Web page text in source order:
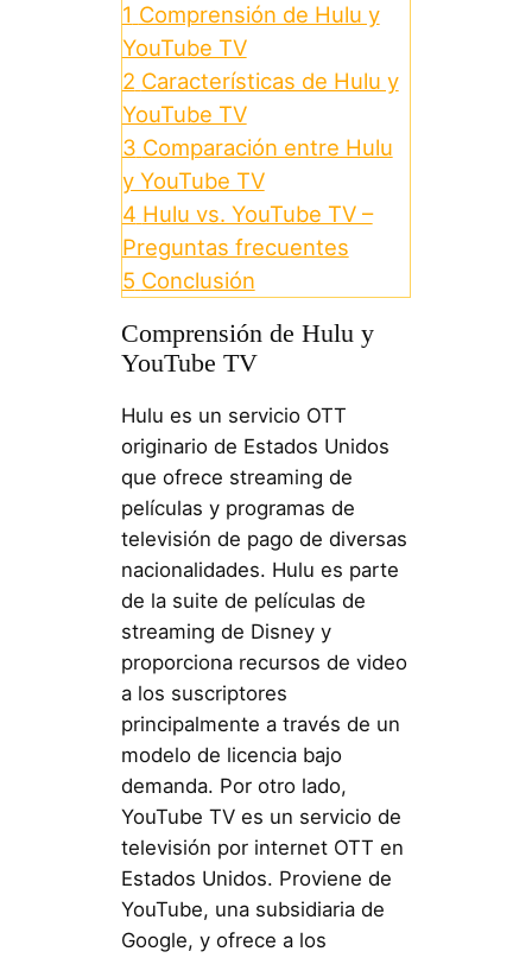
1 Comprensión de Hulu y
YouTube TV
2 Características de Hulu y
YouTube TV
3 Comparación entre Hulu
y YouTube TV
4 Hulu vs. YouTube TV –
Preguntas frecuentes
5 Conclusión
Comprensión de Hulu y
YouTube TV
Hulu es un servicio OTT
originario de Estados Unidos
que ofrece streaming de
películas y programas de
televisión de pago de diversas
nacionalidades. Hulu es parte
de la suite de películas de
streaming de Disney y
proporciona recursos de video
a los suscriptores
principalmente a través de un
modelo de licencia bajo
demanda. Por otro lado,
YouTube TV es un servicio de
televisión por internet OTT en
Estados Unidos. Proviene de
YouTube, una subsidiaria de
Google, y ofrece a los